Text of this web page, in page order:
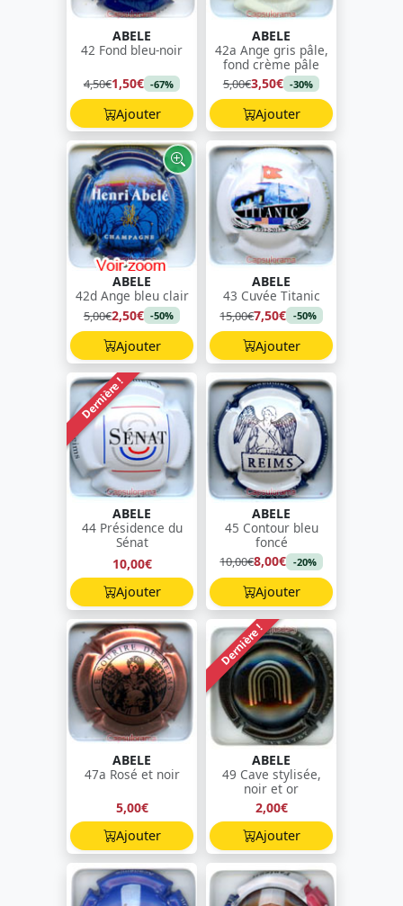
ABELE
42 Fond bleu-noir
4,50€1,50€ -67%
Ajouter
ABELE
42a Ange gris pâle,
fond crème pâle
5,00€3,50€ -30%
Ajouter
ABELE
42d Ange bleu clair
5,00€2,50€ -50%
Ajouter
ABELE
43 Cuvée Titanic
15,00€7,50€ -50%
Ajouter
Dernière !
ABELE
44 Présidence du
Sénat
10,00€
Ajouter
ABELE
45 Contour bleu
foncé
10,00€8,00€ -20%
Ajouter
ABELE
47a Rosé et noir
5,00€
Ajouter
Dernière !
ABELE
49 Cave stylisée,
noir et or
2,00€
Ajouter